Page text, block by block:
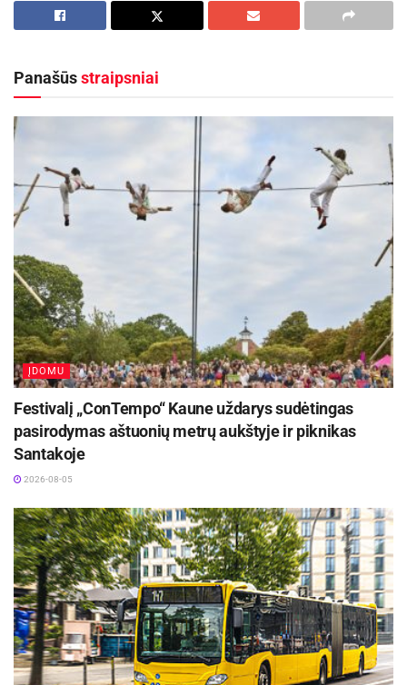
kompozitorių kūriniai.
„Kėdainiai abipus Nevėžio“!
Rugsėjo 11–13 dienomis Panevėžys švęs 523-
iąjį gimtadienį
2026-08-06
Anykščių meno centro informacija
Panašūsstraipsniai
ĮDOMU
Festivalį „ConTempo“ Kaune uždarys sudėtingas
pasirodymas aštuonių metrų aukštyje ir piknikas
Santakoje
2026-08-05